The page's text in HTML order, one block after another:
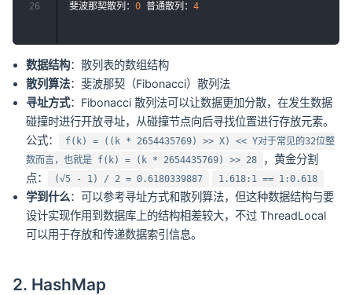
斐波那契散列： 0 普通散列： 4
26
数据结构：散列表的数组结构
散列算法：斐波那契（Fibonacci）散列法
寻址方式：Fibonacci 散列法可以让数据更加分散，在发生数据
碰撞时进行开放寻址，从碰撞节点向后寻找位置进行存放元素。
公式：
f(k) = ((k * 2654435769) >> X) << Y对于常见的32位整
数而言，也就是 f(k) = (k * 2654435769) >> 28
，黄金分割
点：
(√5 - 1) / 2 = 0.6180339887 1.618:1 == 1:0.618
学到什么：可以参考寻址方式和散列算法，但这种数据结构与要
设计实现作用到数据库上的结构相差较大，不过 ThreadLocal
可以用于存放和传递数据索引信息。
2. HashMap